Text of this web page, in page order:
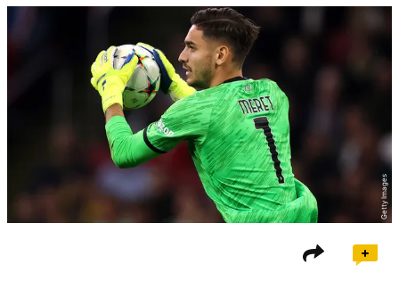
Getty Images